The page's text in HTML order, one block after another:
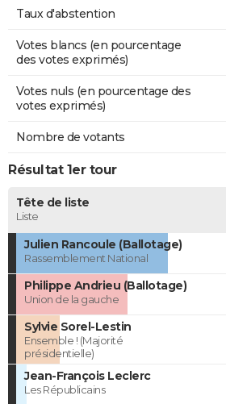
Taux d'abstention
Votes blancs (en pourcentage
des votes exprimés)
Votes nuls (en pourcentage des
votes exprimés)
Nombre de votants
Résultat 1er tour
Tête de liste
Liste
Julien Rancoule (Ballotage)
Rassemblement National
Philippe Andrieu (Ballotage)
Union de la gauche
Sylvie Sorel-Lestin
Ensemble ! (Majorité
présidentielle)
Jean-François Leclerc
Les Républicains